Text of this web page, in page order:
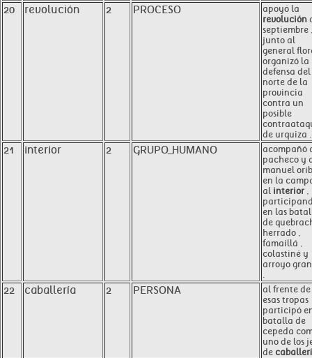
20 revolución 2 PROCESO
apoyó la
revolución
septiembre
junto al
general
organizó la
defensa del
norte de la
provincia
contra un
posible
de urquiza .
21 interior 2 GRUPO_HUMANO
acompañó
pacheco y
manuel
en la
al interior ,
en las
de
herrado ,
famaillá ,
colastiné y
arroyo
.
22 caballería 2 PERSONA
al frente de
esas tropas
participó
batalla de
cepeda
uno de los
de